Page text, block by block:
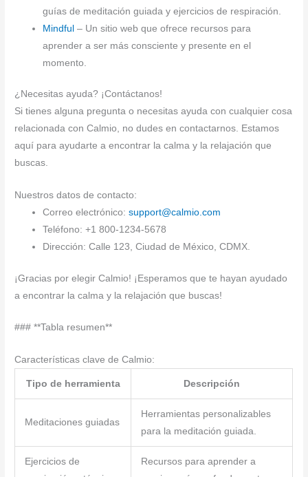
guías de meditación guiada y ejercicios de respiración.
Mindful – Un sitio web que ofrece recursos para
aprender a ser más consciente y presente en el
momento.
¿Necesitas ayuda? ¡Contáctanos!
Si tienes alguna pregunta o necesitas ayuda con cualquier cosa
relacionada con Calmio, no dudes en contactarnos. Estamos
aquí para ayudarte a encontrar la calma y la relajación que
buscas.
Nuestros datos de contacto:
Correo electrónico:support@calmio.com
Teléfono: +1 800-1234-5678
Dirección: Calle 123, Ciudad de México, CDMX.
¡Gracias por elegir Calmio! ¡Esperamos que te hayan ayudado
a encontrar la calma y la relajación que buscas!
### **Tabla resumen**
Características clave de Calmio:
Tipo de herramienta Descripción
Meditaciones guiadas
Herramientas personalizables
para la meditación guiada.
Ejercicios de
Recursos para aprender a